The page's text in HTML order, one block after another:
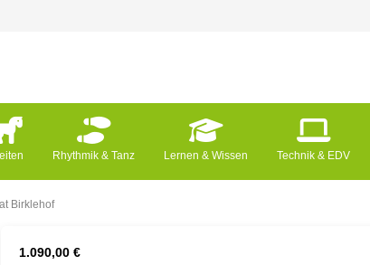
Rhythmik & Tanz Lernen & Wissen Technik & EDV
Birklehof
1.090,00 €